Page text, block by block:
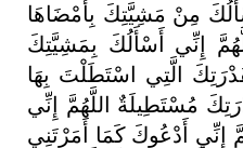
مِنْ مَشِيَّتِكَ بِأَمْضَاهَا
إِنِّي أَسْأَلُكَ بِمَشِيَّتِكَ
الَّتِي اسْتَطَلْتَ بِهَا
مُسْتَطِيلَةٌ اللَّهُمَّ
إِنِّي
إِنِّي أَدْعُوكَ كَمَا
أَمَرْتَنِي